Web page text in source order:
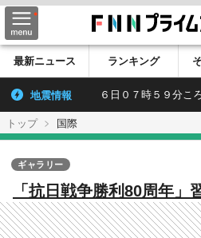
最新ニュース ランキング
地震情報 ６日０７時５９分こ
トップ 国際
「抗日戦争勝利80周年」
ドこそ世界平和に対する
国」習近平・プーチン・
ギャラリー